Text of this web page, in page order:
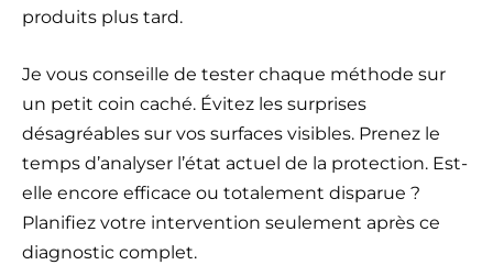
produits plus tard.
Je vous conseille de tester chaque méthode sur
un petit coin caché. Évitez les surprises
désagréables sur vos surfaces visibles. Prenez le
temps d’analyser l’état actuel de la protection. Est-
elle encore efficace ou totalement disparue ?
Planifiez votre intervention seulement après ce
diagnostic complet.